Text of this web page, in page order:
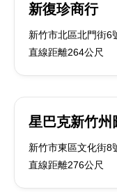
新復珍商行
新竹市北區北門街6
直線距離264公尺
星巴克新竹州
新竹市東區文化街8
直線距離276公尺